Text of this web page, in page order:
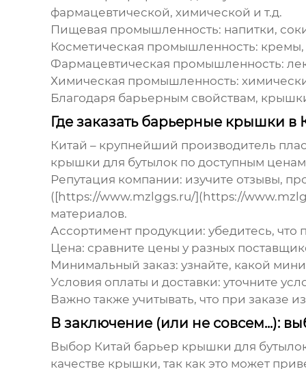
фармацевтической, химической и т.д.
Пищевая промышленность: напитки,
Косметическая промышленность:
Фармацевтическая промышленность:
Химическая промышленность:
Благодаря барьерным свойствам,
Где заказать барьерные крышки в
Китай – крупнейший производитель
крышки для бутылокпо доступным
Репутация компании: изучите отзывы,
([https://www.mzlggs.ru/](https://
материалов.
Ассортимент продукции: убедитесь,
Цена: сравните цены у разных
Минимальный заказ: узнайте, какой
Условия оплаты и доставки: уточните
Важно также учитывать, что при заказе
В заключение (или не совсем...):
Выбор Китай барьер крышки для
качестве крышки, так как это может